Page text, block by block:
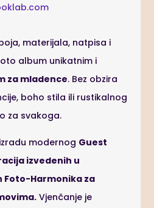
materijala, natpisa i
album unikatnim i
za mladence. Bez obzira
boho stila ili rustikalnog
za svakoga.
modernog Guest
izvedenih u
Foto-Harmonika za
Vjenčanje je